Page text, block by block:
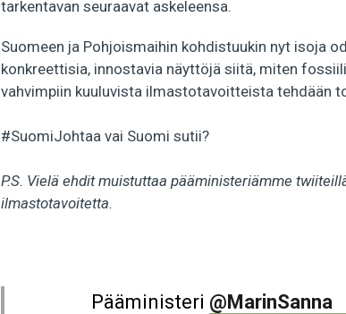
tarkentavan seuraavat askeleensa.
Suomeen ja Pohjoismaihin kohdistuukin nyt isoja
konkreettisia, innostavia näyttöjä siitä, miten
vahvimpiin kuuluvista ilmastotavoitteista tehdään
#SuomiJohtaa vai Suomi sutii?
P.S. Vielä ehdit muistuttaa pääministeriämme
ilmastotavoitetta.
Pääministeri @MarinSanna